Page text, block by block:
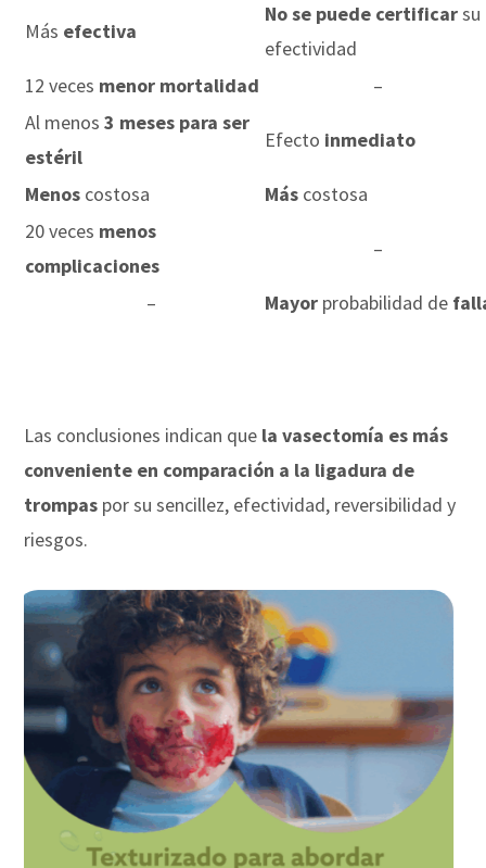
Más efectiva
No se puede certificarsu
efectividad
12 veces menor mortalidad
–
Al menos3 meses para ser
estéril
Efecto inmediato
Menos costosa Más costosa
20 veces menos
complicaciones
–
– Mayor probabilidad de
Las conclusiones indican que la vasectomía es más
conveniente en comparación a la ligadura de
trompas por su sencillez, efectividad, reversibilidad y
riesgos.